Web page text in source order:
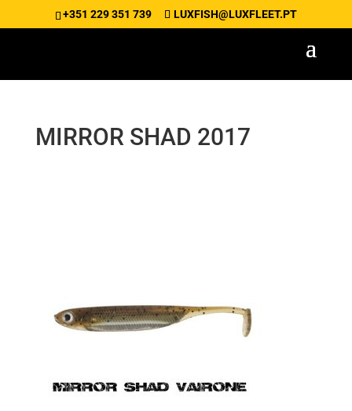
+351 229 351 739 LUXFISH@LUXFLEET.PT
MIRROR SHAD 2017